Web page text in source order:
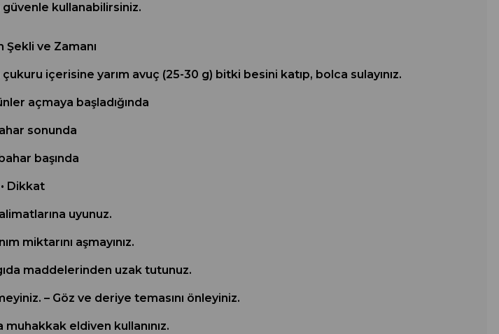
güvenle kullanabilirsiniz.
Şekli ve Zamanı
içerisine yarım avuç (25-30 g) bitki besini katıp, bolca sulayınız.
açmaya başladığında
sonunda
başında
• Dikkat
uyunuz.
miktarını aşmayınız.
maddelerinden uzak tutunuz.
– Göz ve deriye temasını önleyiniz.
muhakkak eldiven kullanınız.